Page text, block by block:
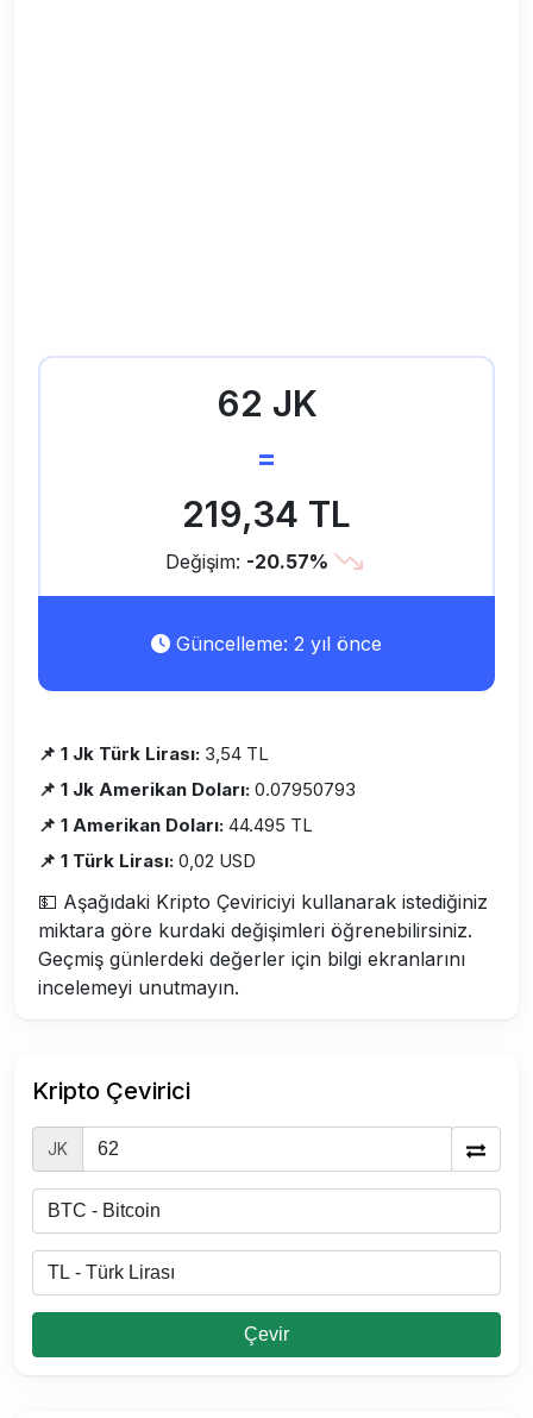
62 JK
=
219,34 TL
Değişim: -20.57%
Güncelleme: 2 yıl önce
📌 1 Jk Türk Lirası: 3,54 TL
📌 1 Jk Amerikan Doları: 0.07950793
📌 1 Amerikan Doları: 44.495 TL
📌 1 Türk Lirası: 0,02 USD
💵 Aşağıdaki Kripto Çeviriciyi kullanarak istediğiniz
miktara göre kurdaki değişimleri öğrenebilirsiniz.
Geçmiş günlerdeki değerler için bilgi ekranlarını
incelemeyi unutmayın.
Kripto Çevirici
JK
Çevir